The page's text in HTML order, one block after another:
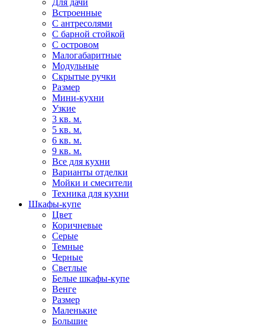
Для дачи
Встроенные
С антресолями
С барной стойкой
С островом
Малогабаритные
Модульные
Скрытые ручки
Размер
Мини-кухни
Узкие
3 кв. м.
5 кв. м.
6 кв. м.
9 кв. м.
Все для кухни
Варианты отделки
Мойки и смесители
Техника для кухни
Шкафы-купе
Цвет
Коричневые
Серые
Темные
Черные
Светлые
Белые шкафы-купе
Венге
Размер
Маленькие
Большие